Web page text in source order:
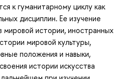
к гуманитарному циклу как
дисциплин. Ее изучение
мировой истории, иностранных
мировой культуры,
положения и навыки,
истории искусства